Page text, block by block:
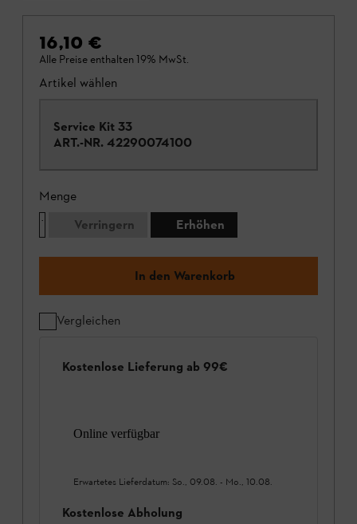
16,10 €
Alle Preise enthalten 19% MwSt.
Artikel wählen
Service Kit 33
ART.-NR. 42290074100
Menge
Verringern
Erhöhen
In den Warenkorb
Vergleichen
Kostenlose Lieferung ab 99€
Online verfügbar
Erwartetes Lieferdatum: So., 09.08. - Mo., 10.08.
Kostenlose Abholung